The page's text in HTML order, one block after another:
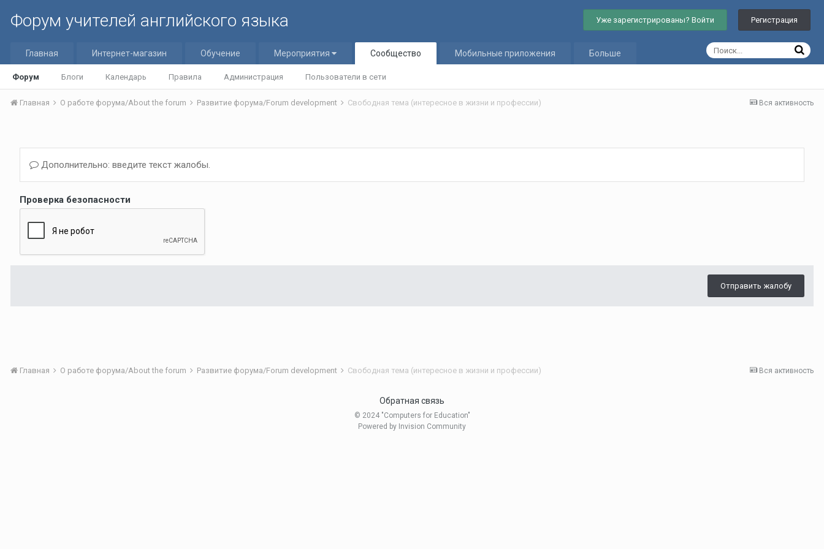
Форум учителей английского языка Уже зарегистрированы? Войти Регистрация
Главная Интернет-магазин Обучение Мероприятия Сообщество
Форум Блоги Календарь Правила Администрация Пользователи в сети
Мобильные приложения Больше
Вся активность
Главная О работе форума/About the forum Развитие форума/Forum development Свободная тема (интересное в жизни и профессии)
Дополнительно: введите текст жалобы.
Проверка безопасности
Отправить жалобу
Вся активность
Главная О работе форума/About the forum Развитие форума/Forum development Свободная тема (интересное в жизни и профессии)
Обратная связь
© 2024 "Computers for Education"
Powered by Invision Community